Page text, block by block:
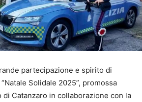
partecipazione e spirito di
Solidale 2025”, promossa
di Catanzaro in collaborazione con la